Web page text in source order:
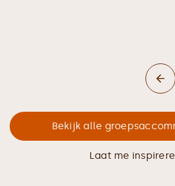
Bekijk alle
Laat me